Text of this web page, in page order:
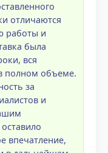
отличаются
работы и
была
вся
полном объеме.
за
и
впечатление,